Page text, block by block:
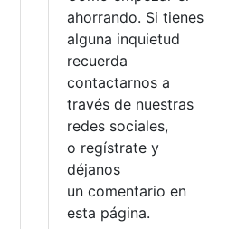
ahorrando. Si tienes
alguna inquietud
recuerda
contactarnos a
través de nuestras
redes sociales,
o regístrate y
déjanos
un comentario en
esta página.